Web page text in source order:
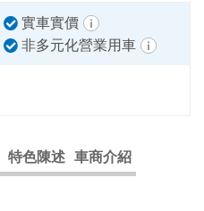
實車實價
非多元化營業用車
特色陳述 車商介紹